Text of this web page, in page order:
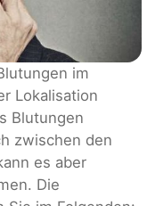
im
Lokalisation
Blutungen
zwischen den
es aber
Die